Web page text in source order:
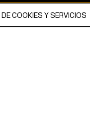
por copyright y es
COOKIES Y SERVICIOS